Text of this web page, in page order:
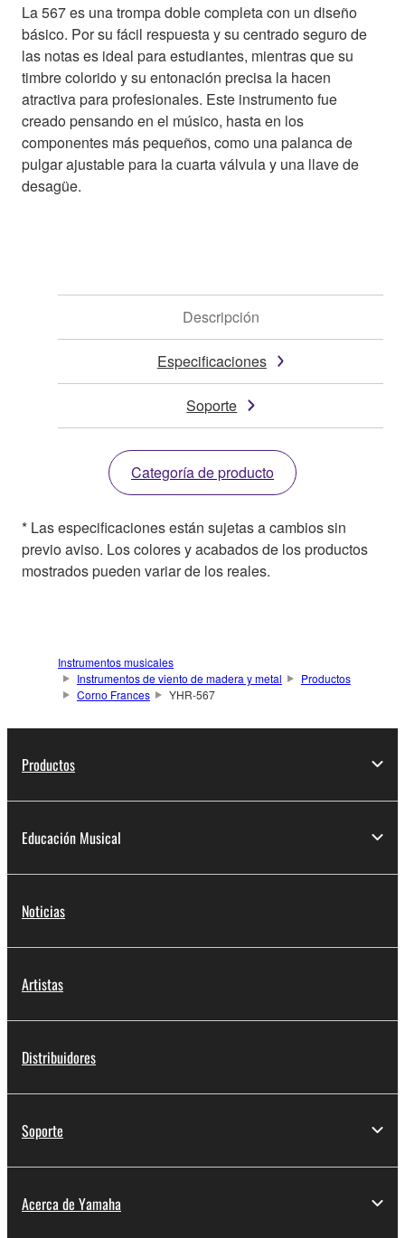
La 567 es una trompa doble completa con un diseño
básico. Por su fácil respuesta y su centrado seguro de
las notas es ideal para estudiantes, mientras que su
timbre colorido y su entonación precisa la hacen
atractiva para profesionales. Este instrumento fue
creado pensando en el músico, hasta en los
componentes más pequeños, como una palanca de
pulgar ajustable para la cuarta válvula y una llave de
desagüe.
Descripción
Especificaciones
Soporte
Categoría de producto
* Las especificaciones están sujetas a cambios sin
previo aviso. Los colores y acabados de los productos
mostrados pueden variar de los reales.
Instrumentos musicales
Instrumentos de viento de madera y metal
Productos
Corno Frances
YHR-567
Productos
Educación Musical
Noticias
Artistas
Distribuidores
Soporte
Acerca de Yamaha